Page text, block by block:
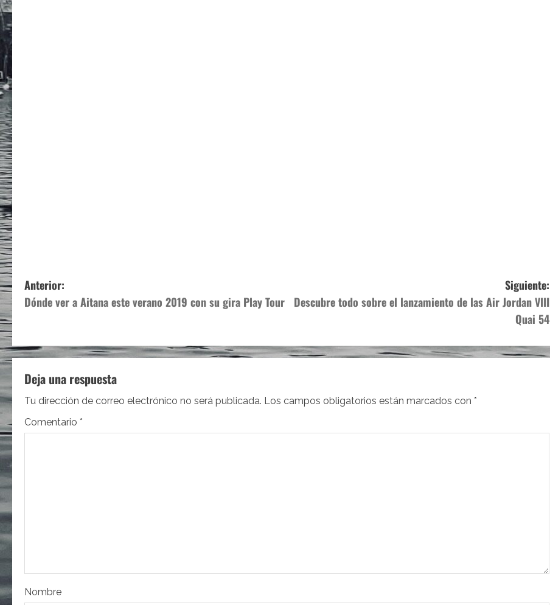
N
a
v
e
g
a
c
e
e
Anterior:
Dónde ver a Aitana este verano 2019 con su gira Play Tour
Siguiente:
Descubre todo sobre el lanzamiento de las Air Jordan VIII
Quai 54
Deja una respuesta
Tu dirección de correo electrónico no será publicada. Los campos obligatorios están marcados con *
Comentario *
Nombre